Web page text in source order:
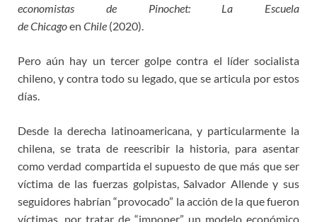
economistas de Pinochet: La Escuela
de Chicagoen Chile (2020).
Pero aún hay un tercer golpe contra el líder socialista
chileno, y contra todo su legado, que se articula por estos
días.
Desde la derecha latinoamericana, y particularmente la
chilena, se trata de reescribir la historia, para asentar
como verdad compartida el supuesto de que más que ser
víctima de las fuerzas golpistas, Salvador Allende y sus
seguidores habrían “provocado” la acción de la que fueron
víctimas, por tratar de “imponer” un modelo económico